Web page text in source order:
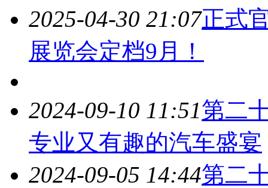
2025-04-30 21:07正式
展览会定档9月！
2024-09-10 11:51第二
专业又有趣的汽车盛宴
2024-09-05 14:44第二